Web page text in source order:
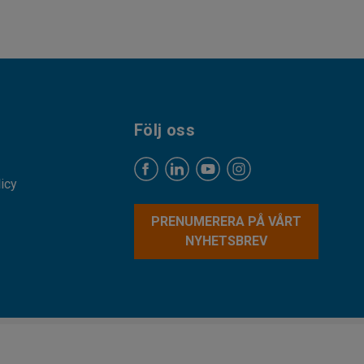
Följ oss
PRENUMERERA PÅ VÅRT
NYHETSBREV